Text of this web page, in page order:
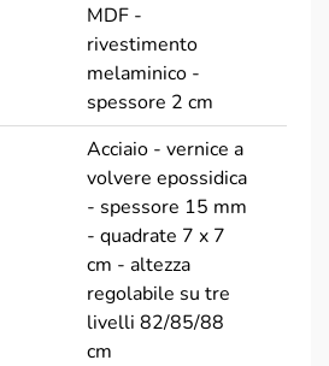
MDF -
rivestimento
melaminico -
spessore 2 cm
Acciaio - vernice a
volvere epossidica
- spessore 15 mm
- quadrate 7 x 7
cm - altezza
regolabile su tre
livelli 82/85/88
cm